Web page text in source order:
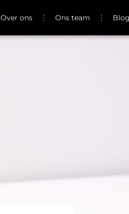
Over ons Ons team